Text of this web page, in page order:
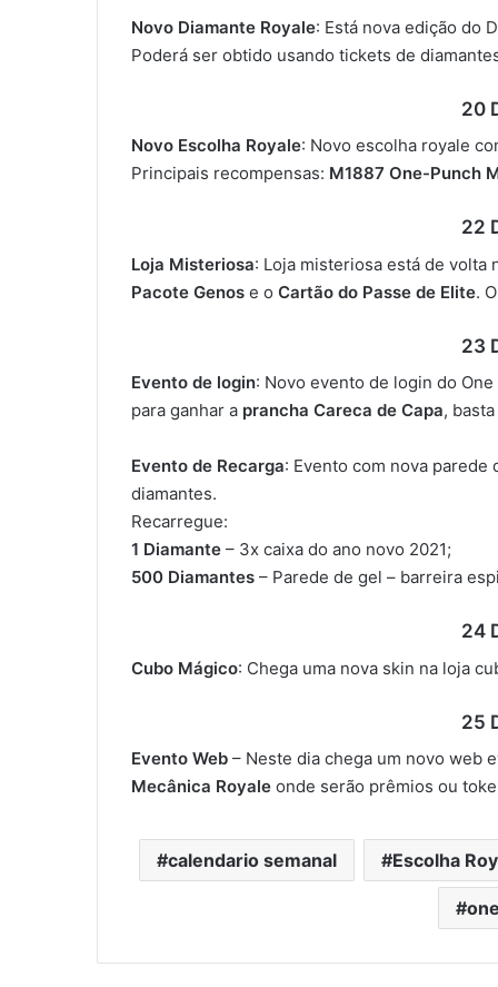
Novo Diamante Royale: Está nova edição do
Poderá ser obtido usando tickets de
20
Novo Escolha Royale: Novo escolha royale
Principais recompensas: M1887 One-Punch
22
Loja Misteriosa: Loja misteriosa está de
Pacote Genos e o Cartão do Passe de Elite.
23
Evento de login: Novo evento de login do
para ganhar a prancha Careca de Capa,
Evento de Recarga: Evento com nova
diamantes.
Recarregue:
1 Diamante – 3x caixa do ano novo 2021;
500 Diamantes – Parede de gel – barreira
24
Cubo Mágico: Chega uma nova skin na loja
25
Evento Web – Neste dia chega um novo web
Mecânica Royale onde serão prêmios ou
calendario semanal Escolha